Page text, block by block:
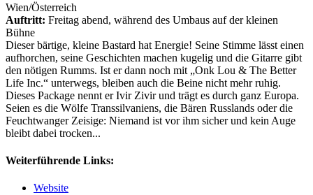
Wien/Österreich
Auftritt: Freitag abend, während des Umbaus auf der kleinen
Bühne
Dieser bärtige, kleine Bastard hat Energie! Seine Stimme lässt einen
aufhorchen, seine Geschichten machen kugelig und die Gitarre gibt
den nötigen Rumms. Ist er dann noch mit „Onk Lou & The Better
Life Inc.“ unterwegs, bleiben auch die Beine nicht mehr ruhig.
Dieses Package nennt er Ivir Zivir und trägt es durch ganz Europa.
Seien es die Wölfe Transsilvaniens, die Bären Russlands oder die
Feuchtwanger Zeisige: Niemand ist vor ihm sicher und kein Auge
bleibt dabei trocken...
Weiterführende Links:
Website